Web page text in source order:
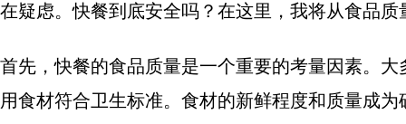
在疑虑。快餐到底安全吗？在这里，我将从食品
首先，快餐的食品质量是一个重要的考量因素。
用食材符合卫生标准。食材的新鲜程度和质量成